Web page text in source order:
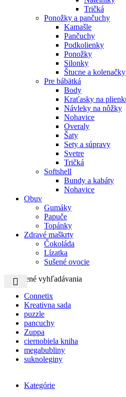
Tričká
Ponožky a pančuchy
Kamašle
Pančuchy
Podkolienky
Ponožky
Silonky
Štucne a kolenačky
Pre bábätká
Body
Kraťasky na
Návleky na nôžky
Nohavice
Overaly
Šaty
Sety a súpravy
Svetre
Tričká
Softshell
Bundy a kabáty
Nohavice
Obuv
Gumáky
Papuče
Topánky
Zdravé maškrty
Čokoláda
Lízatka
Sušené ovocie
Obľúbené vyhľadávania
Connetix
Kreativna sada
puzzle
pancuchy
Zuppa
ciernobiela kniha
megabubliny
suknoleginy
Kategórie